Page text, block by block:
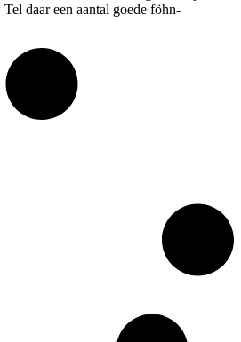
daar een aantal goede föhn-